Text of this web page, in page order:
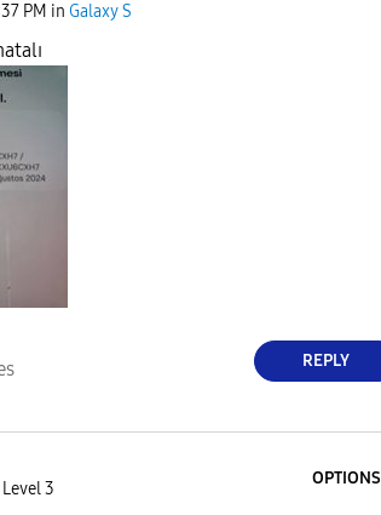
PM in Galaxy S
REPLY
3
OPTIONS